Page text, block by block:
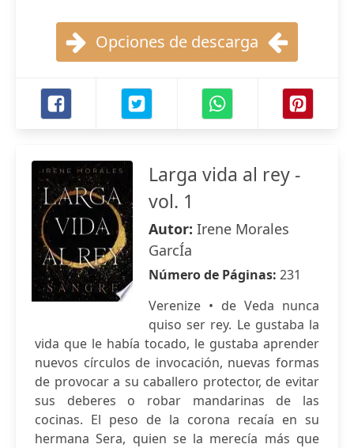
Opciones de descarga
Larga vida al rey -
vol. 1
Autor: Irene Morales
GarcÍa
Número de Páginas: 231
Verenize • de Veda nunca
quiso ser rey. Le gustaba la
vida que le había tocado, le gustaba aprender
nuevos círculos de invocación, nuevas formas
de provocar a su caballero protector, de evitar
sus deberes o robar mandarinas de las
cocinas. El peso de la corona recaía en su
hermana Sera, quien se la merecía más que